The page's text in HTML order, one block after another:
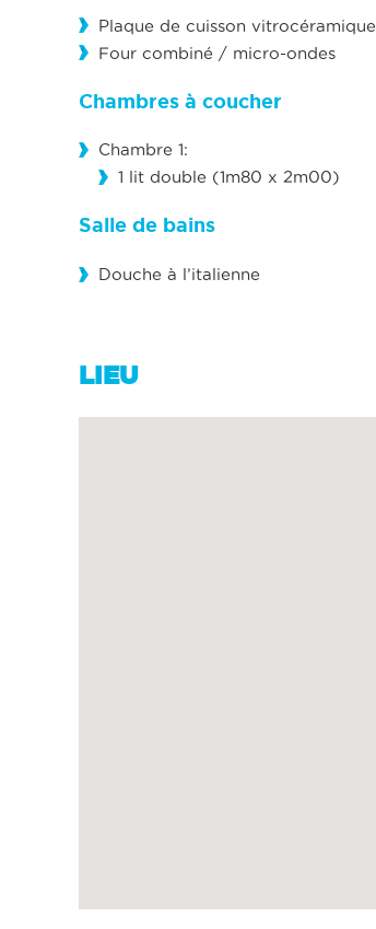
Plaque de cuisson vitrocéramique
Four combiné / micro-ondes
Chambres à coucher
Chambre 1:
1 lit double (1m80 x 2m00)
Salle de bains
Douche à l’italienne
LIEU